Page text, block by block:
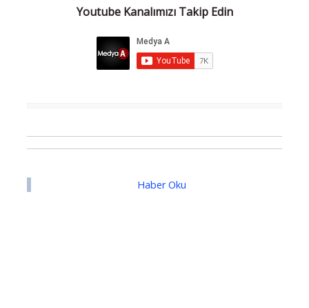
Youtube Kanalımızı Takip Edin
Haber Oku